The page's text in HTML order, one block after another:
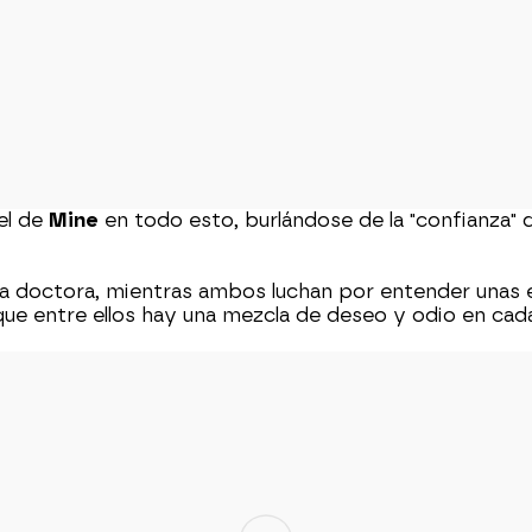
de Mine en todo esto, burlándose de la
doctora, mientras ambos luchan por entender
entre ellos hay una mezcla de deseo y odio en